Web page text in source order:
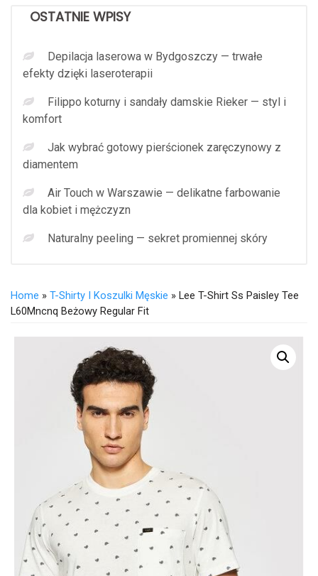
OSTATNIE WPISY
Depilacja laserowa w Bydgoszczy — trwałe
efekty dzięki laseroterapii
Filippo koturny i sandały damskie Rieker — styl i
komfort
Jak wybrać gotowy pierścionek zaręczynowy z
diamentem
Air Touch w Warszawie — delikatne farbowanie
dla kobiet i mężczyzn
Naturalny peeling — sekret promiennej skóry
Home » T-Shirty I Koszulki Męskie » Lee T-Shirt Ss Paisley Tee
L60Mncnq Beżowy Regular Fit